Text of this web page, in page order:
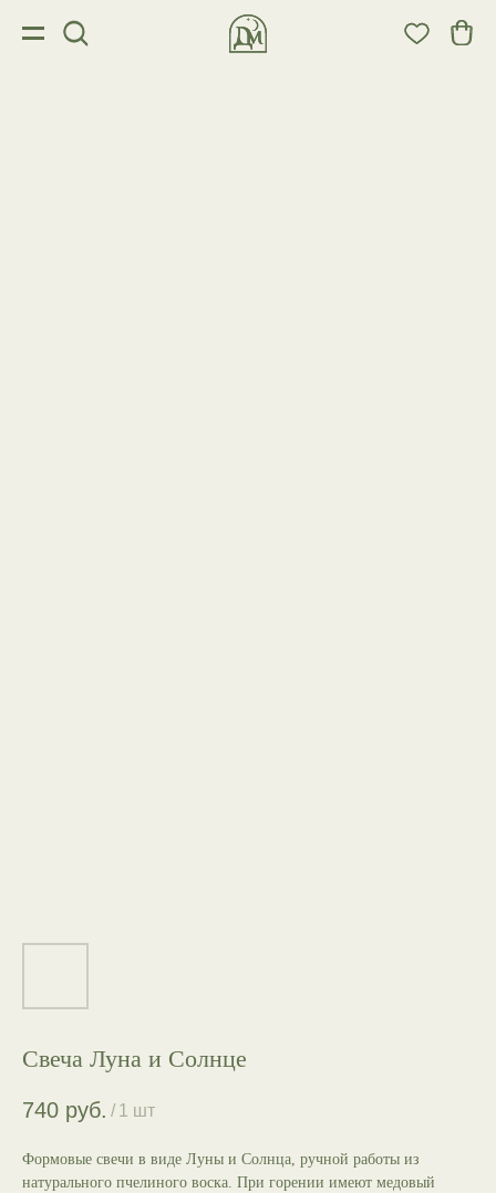
Свеча Луна и Солнце
740 руб. / 1 шт
Формовые свечи в виде Луны и Солнца, ручной работы из
натурального пчелиного воска. При горении имеют медовый